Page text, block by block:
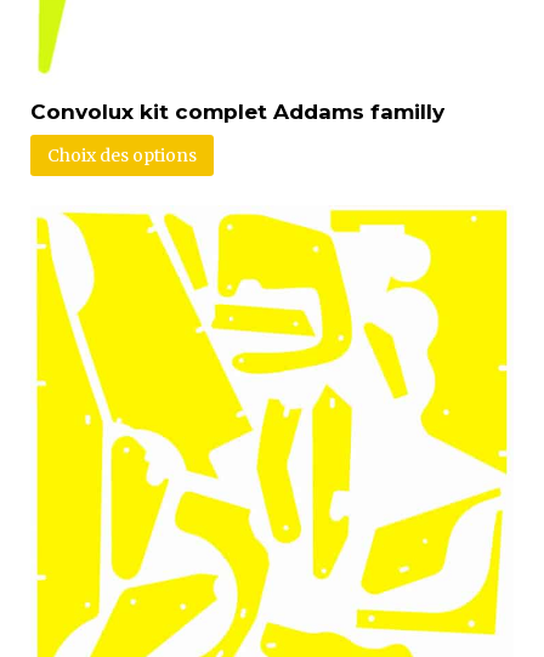
Convolux kit complet Addams familly
Choix des options